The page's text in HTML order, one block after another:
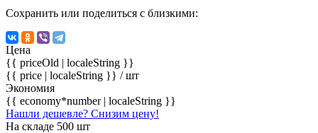
Сохранить или поделиться с близкими:
Цена
{{ priceOld | localeString }}
{{ price | localeString }} / шт
Экономия
{{ economy*number | localeString }}
Нашли дешевле? Снизим цену!
На складе 500 шт